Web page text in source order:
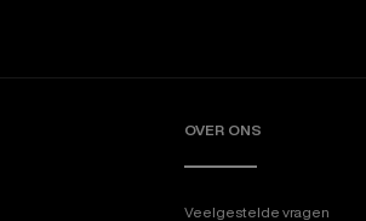
OVER ONS
Veelgestelde vragen